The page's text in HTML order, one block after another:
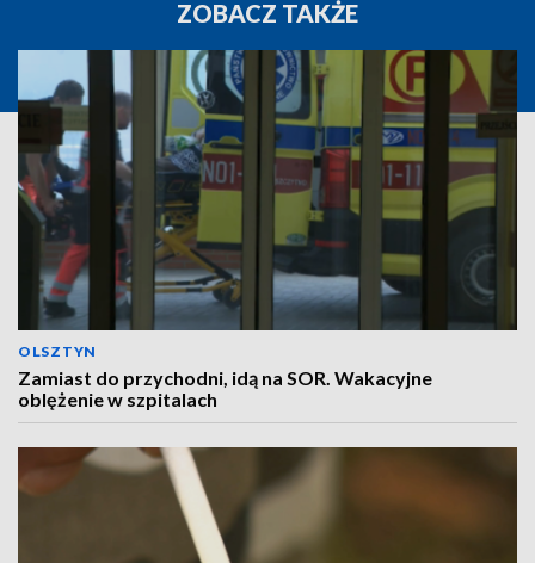
ZOBACZ TAKŻE
OLSZTYN
Zamiast do przychodni, idą na SOR. Wakacyjne
oblężenie w szpitalach